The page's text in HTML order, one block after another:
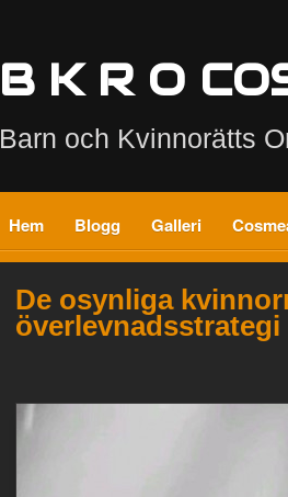
B K R O
Barn och Kvinnorätts
Hem Blogg Galleri
De osynliga
överlevnadsstrategi